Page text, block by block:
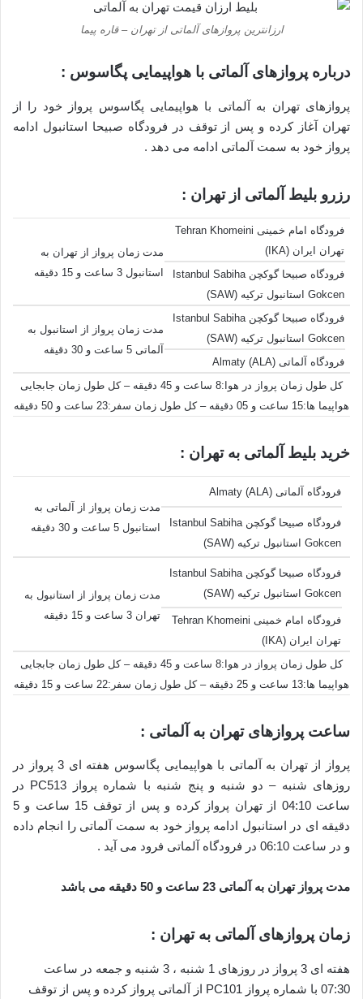
ارزانترین پروازهای آلماتی از تهران – قاره پیما
درباره پروازهای آلماتی با هواپیمایی پگاسوس :
پروازهای تهران به آلماتی با هواپیمایی پگاسوس پرواز خود را از
تهران آغاز کرده و پس از توقف در فرودگاه صبیحا استانبول ادامه
پرواز خود به سمت آلماتی ادامه می دهد .
رزرو بلیط آلماتی از تهران :
فرودگاه امام خمینی Tehran Khomeini
تهران ایران (IKA)
مدت زمان پرواز از تهران به
استانبول 3 ساعت و 15 دقیقه
فرودگاه صبیحا گوکچن Istanbul Sabiha
Gokcen استانبول ترکیه (SAW)
فرودگاه صبیحا گوکچن Istanbul Sabiha
Gokcen استانبول ترکیه (SAW)
مدت زمان پرواز از استانبول به
آلماتی 5 ساعت و 30 دقیقه
فرودگاه آلماتی Almaty (ALA)
کل طول زمان پرواز در هوا:8 ساعت و 45 دقیقه – کل طول زمان جابجایی
هواپیما ها:15 ساعت و 05 دقیقه – کل طول زمان سفر:23 ساعت و 50 دقیقه
خرید بلیط آلماتی به تهران :
فرودگاه آلماتی Almaty (ALA)
مدت زمان پرواز از آلماتی به
استانبول 5 ساعت و 30 دقیقه
فرودگاه صبیحا گوکچن Istanbul Sabiha
Gokcen استانبول ترکیه (SAW)
فرودگاه صبیحا گوکچن Istanbul Sabiha
Gokcen استانبول ترکیه (SAW)
مدت زمان پرواز از استانبول به
تهران 3 ساعت و 15 دقیقه
فرودگاه امام خمینی Tehran Khomeini
تهران ایران (IKA)
کل طول زمان پرواز در هوا:8 ساعت و 45 دقیقه – کل طول زمان جابجایی
هواپیما ها:13 ساعت و 25 دقیقه – کل طول زمان سفر:22 ساعت و 15 دقیقه
ساعت پروازهای تهران به آلماتی :
پرواز از تهران به آلماتی با هواپیمایی پگاسوس هفته ای 3 پرواز در
روزهای شنبه – دو شنبه و پنج شنبه با شماره پرواز PC513 در
ساعت 04:10 از تهران پرواز کرده و پس از توقف 15 ساعت و 5
دقیقه ای در استانبول ادامه پرواز خود به سمت آلماتی را انجام داده
و در ساعت 06:10 در فرودگاه آلماتی فرود می آید .
مدت پرواز تهران به آلماتی 23 ساعت و 50 دقیقه می باشد
زمان پروازهای آلماتی به تهران :
هفته ای 3 پرواز در روزهای 1 شنبه ، 3 شنبه و جمعه در ساعت
07:30 با شماره پرواز PC101 از آلماتی پرواز کرده و پس از توقف